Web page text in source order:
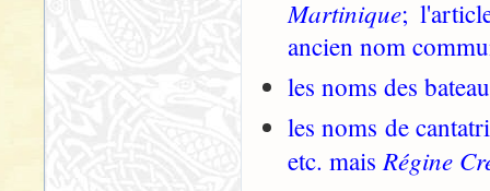
Martinique;
ancien nom
les noms des
les noms de
etc. maisRégine